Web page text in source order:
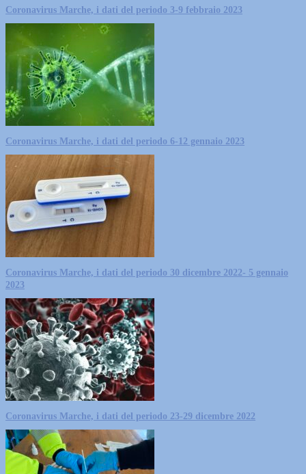
Coronavirus Marche, i dati del periodo 3-9 febbraio 2023
Coronavirus Marche, i dati del periodo 6-12 gennaio 2023
Coronavirus Marche, i dati del periodo 30 dicembre 2022- 5 gennaio
2023
Coronavirus Marche, i dati del periodo 23-29 dicembre 2022